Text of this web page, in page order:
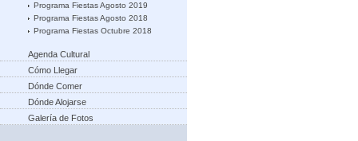
Programa Fiestas Agosto 2019
Programa Fiestas Agosto 2018
Programa Fiestas Octubre 2018
Agenda Cultural
Cómo Llegar
Dónde Comer
Dónde Alojarse
Galería de Fotos